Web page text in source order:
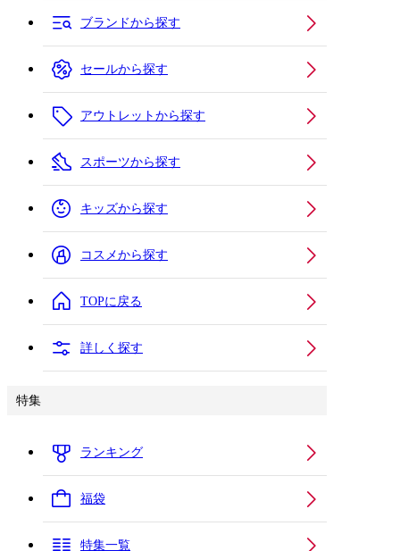
ブランドから探す
セールから探す
アウトレットから探す
スポーツから探す
キッズから探す
コスメから探す
TOPに戻る
詳しく探す
特集
ランキング
福袋
特集一覧